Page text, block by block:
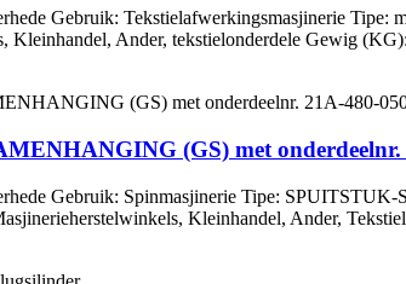
Gebruik: Tekstielafwerkingsmasjinerie Tipe:
Kleinhandel, Ander, tekstielonderdele Gewig
(GS) met
Gebruik: Spinmasjinerie Tipe:
Kleinhandel, Ander,